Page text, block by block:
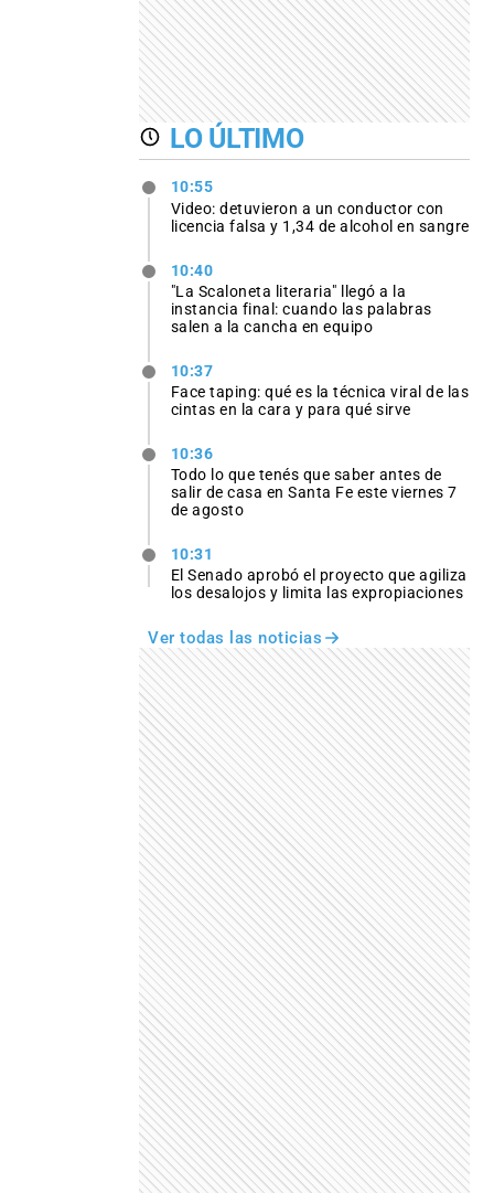
LO ÚLTIMO
10:55
Video: detuvieron a un conductor con
licencia falsa y 1,34 de alcohol en sangre
10:40
"La Scaloneta literaria" llegó a la
instancia final: cuando las palabras
salen a la cancha en equipo
10:37
Face taping: qué es la técnica viral de las
cintas en la cara y para qué sirve
10:36
Todo lo que tenés que saber antes de
salir de casa en Santa Fe este viernes 7
de agosto
10:31
El Senado aprobó el proyecto que agiliza
los desalojos y limita las expropiaciones
Ver todas las noticias